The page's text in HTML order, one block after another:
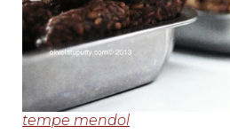
tempe mendol